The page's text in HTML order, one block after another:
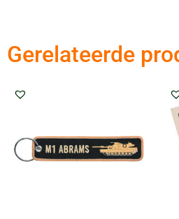
Gerelateerde